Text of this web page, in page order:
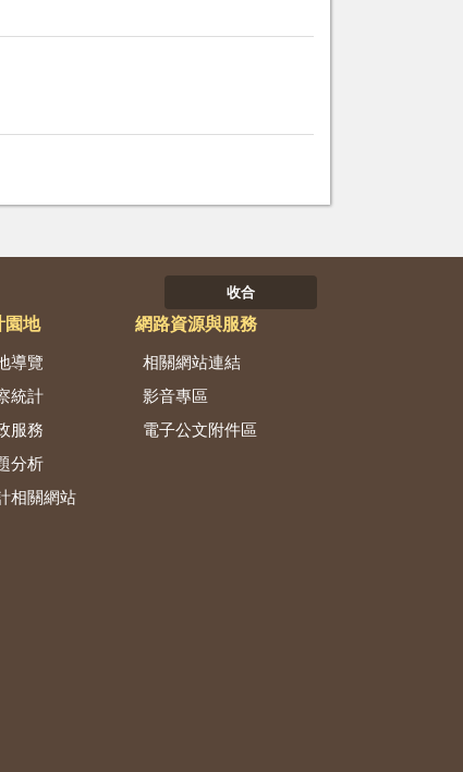
收合
園地
導覽
統計
服務
分析
相關網站
網路資源與服務
相關網站連結
影音專區
電子公文附件區